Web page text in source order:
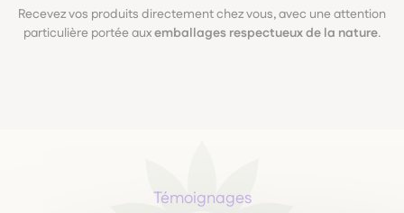
Recevez vos produits directement chez vous, avec une attention
particulière portée auxemballages respectueux de la nature.
Témoignages